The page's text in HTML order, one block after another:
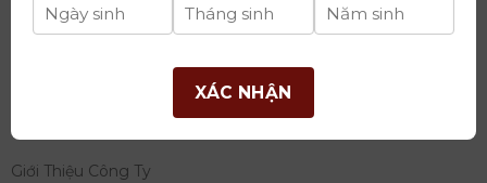
tư quốc tế Ý-Việt
Tây Hồ, TP Hà Nội
THÔNG TIN
Giới Thiệu Công Ty
XÁC NHẬN